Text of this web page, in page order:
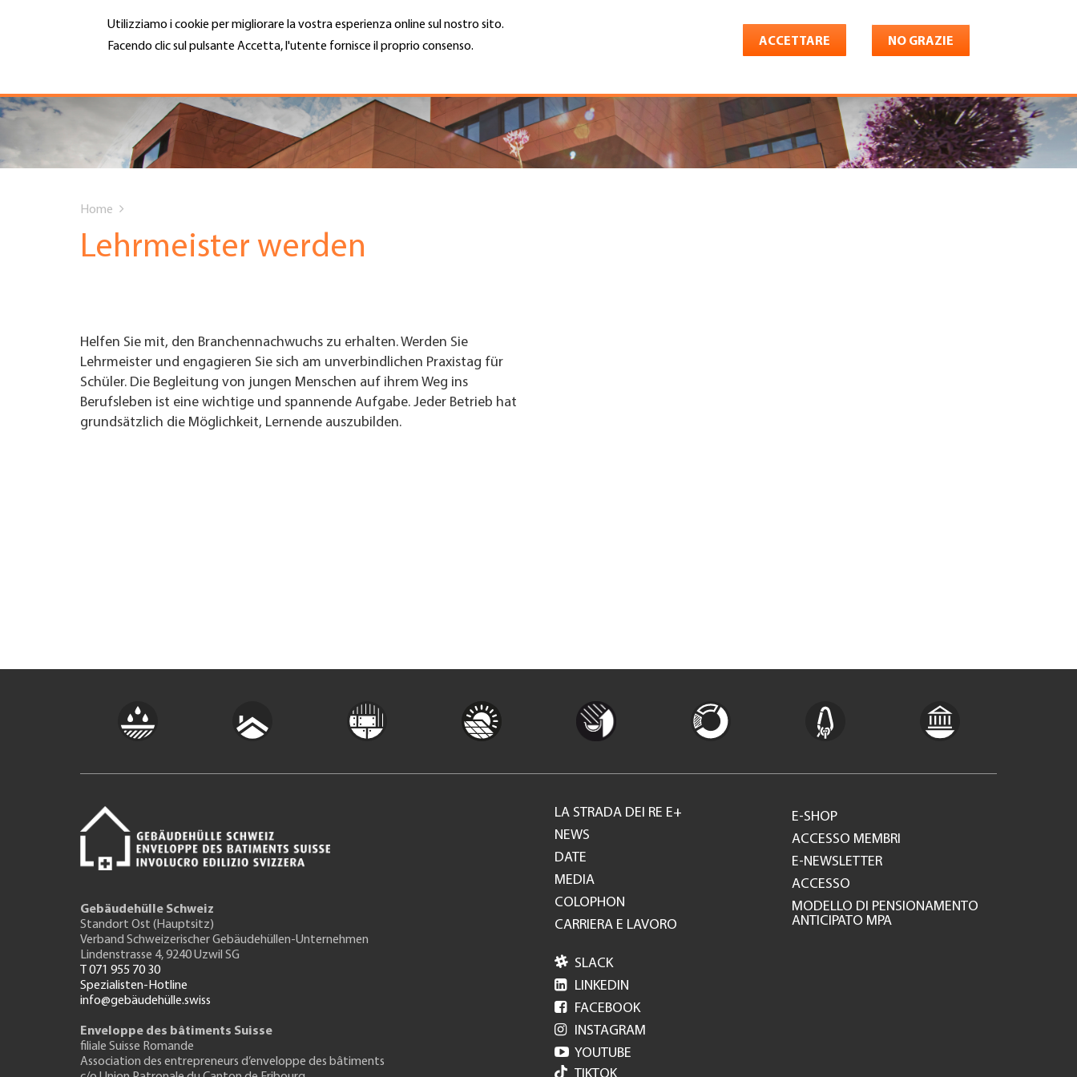
Utilizziamo i cookie per migliorare la vostra esperienza online sul nostro sito.
Facendo clic sul pulsante Accetta, l'utente fornisce il proprio consenso.
ACCETTARE NO GRAZIE
Hauptnavigation
CHI SIAMO
SERVIZI
DATE EVENTI
CARRIERA E LAVORO
TROVARE AZIENDA
RIVISTA SPECIALIZZATA
MENU Cerca
Top
Menu
are
Home
Lehrmeister werden
Helfen Sie mit, den Branchennachwuchs zu erhalten. Werden Sie
Lehrmeister und engagieren Sie sich am unverbindlichen Praxistag für
Schüler. Die Begleitung von jungen Menschen auf ihrem Weg ins
Berufsleben ist eine wichtige und spannende Aufgabe. Jeder Betrieb hat
grundsätzlich die Möglichkeit, Lernende auszubilden.
Gebäudehülle Schweiz
Standort Ost (Hauptsitz)
Verband Schweizerischer Gebäudehüllen-Unternehmen
Lindenstrasse 4, 9240 Uzwil SG
T 071 955 70 30
Spezialisten-Hotline
info@gebäudehülle.swiss
Enveloppe des bâtiments Suisse
filiale Suisse Romande
Association des entrepreneurs d’enveloppe des bâtiments
Footer
GH
LA STRADA DEI RE E+
NEWS
DATE
MEDIA
COLOPHON
CARRIERA E LAVORO
E-SHOP
ACCESSO MEMBRI
E-NEWSLETTER
ACCESSO
MODELLO DI PENSIONAMENTO
ANTICIPATO MPA
 SLACK
 LINKEDIN
 FACEBOOK
 INSTAGRAM
 YOUTUBE
TIKTOK